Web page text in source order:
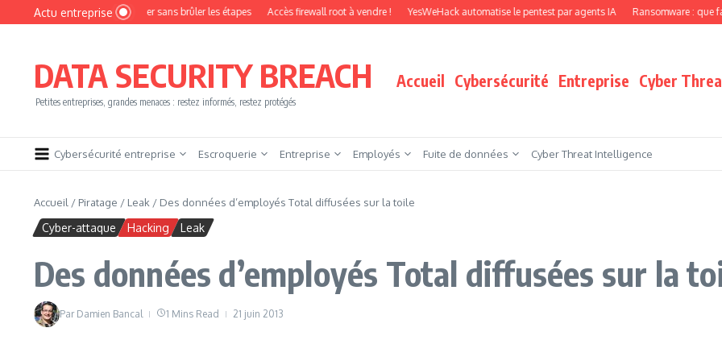
Aller au contenu
Actu entreprise
devenir pentester sans brûler les étapes Accès firewall root à vendre ! YesWeHack automatise le pentest par agents IA Ransomware : que faire
DATA SECURITY BREACH
Petites entreprises, grandes menaces : restez informés, restez protégés
Accueil Cybersécurité Entreprise Cyber
Cybersécurité entreprise Escroquerie Entreprise Employés Fuite de données Cyber Threat Intelligence
Accueil / Piratage / Leak / Des données d’employés Total diffusées sur la toile
Cyber-attaque Hacking Leak
Des données d’employés Total diffusées sur la
Par Damien Bancal 1 Mins Read 21 juin 2013